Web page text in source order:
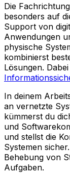
Die
besonders auf
Support von
Anwendungen
physische
kombinierst
Lösungen.
In deinem
an vernetzte
kümmerst du
und
und stellst die
Systemen
Behebung von
Aufgaben.